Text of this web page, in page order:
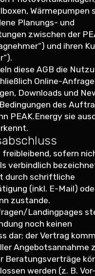
Wärmepumpen
Planungs- und
zwischen der
und ihren
diese AGB die
Online-
Downloads und
des
PEAK.Energy sie
freibleibend, sofern
verbindlich
durch schriftliche
(inkl. E-Mail)
zustande.
Landingpages
noch keinen
dar; der Vertrag
Angebotsannahme
Beratungsverträge
werden (z. B.